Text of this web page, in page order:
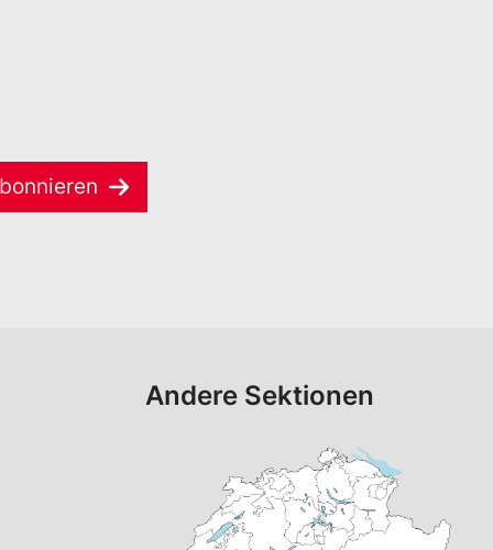
Andere Sektionen